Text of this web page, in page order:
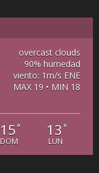
overcast clouds
90% humedad
viento: 1m/s ENE
MAX 19 • MIN 18
15°
DOM
13 °
LUN